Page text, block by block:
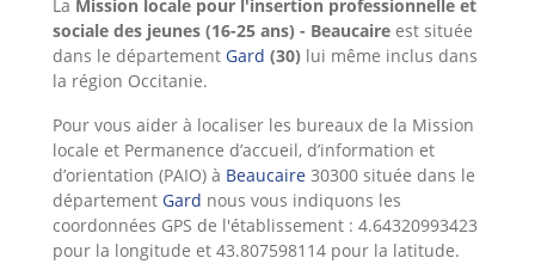
La Mission locale pour l'insertion professionnelle et
sociale des jeunes (16-25 ans) - Beaucaire est située
dans le département Gard (30) lui même inclus dans
la région Occitanie.
Pour vous aider à localiser les bureaux de la Mission
locale et Permanence d’accueil, d’information et
d’orientation (PAIO) à Beaucaire 30300 située dans le
département Gard nous vous indiquons les
coordonnées GPS de l'établissement : 4.64320993423
pour la longitude et 43.807598114 pour la latitude.